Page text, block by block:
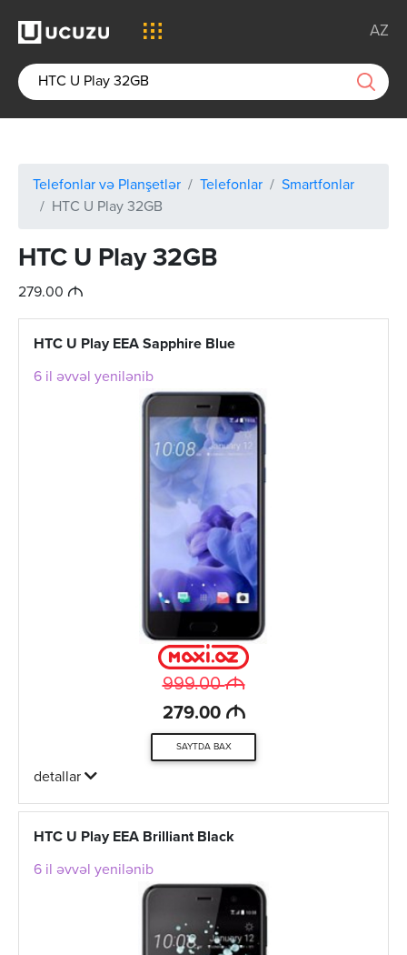
AZ
Telefonlar və Planşetlər Telefonlar
Smartfonlar
HTC U Play 32GB
HTC U Play 32GB
279.00 M
HTC U Play EEA Sapphire Blue
6 il əvvəl yenilənib
999.00M
279.00 M
SAYTDA BAX
detallar
HTC U Play EEA Brilliant Black
6 il əvvəl yenilənib